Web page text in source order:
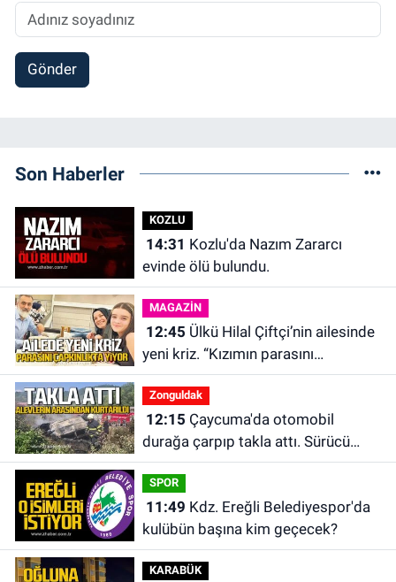
Gönder
Son Haberler
KOZLU
14:31
evinde ölü bulundu.
MAGAZİN
12:45
yeni kriz. “Kızımın parasını
çapkınlıkta yiyor”
Zonguldak
12:15
durağa çarpıp takla attı. Sürücü
alevlerin arasından kurtarıldı.
SPOR
11:49
kulübün başına kim geçecek?
KARABÜK